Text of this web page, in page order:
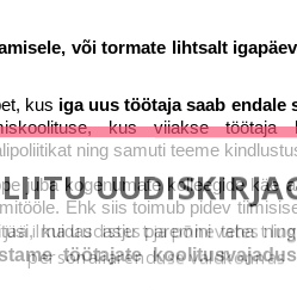
või tormate lihtsalt
kus iga uus töötaja saab endale
kus viiakse töötaja
ning samuti teeme
juba kogenumate kolleegide käe
Ehk siis toimub pidev
kuidas asju paremini teha
töötajate
LIITU
ilma uudistest ja põnevatest
personaliarenduse valdkonnas